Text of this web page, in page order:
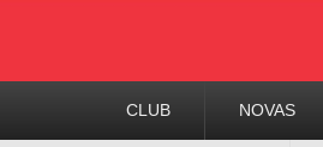
CLUB NOVAS